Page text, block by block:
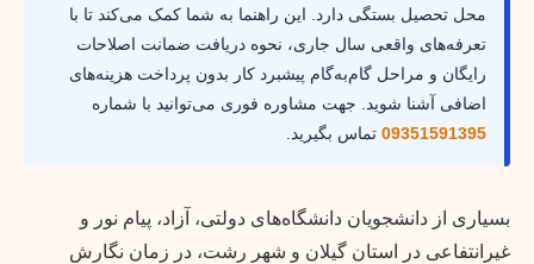
محل تحصیل بستگی دارد. این راهنما به شما کمک می‌کند تا با
تعرفه‌های واقعی سال جاری، نحوه دریافت ضمانت اصلاحات
رایگان و مراحل گام‌به‌گام پیشبرد کار بدون پرداخت هزینه‌های
اضافی آشنا شوید. جهت مشاوره فوری می‌توانید با شماره
09351591395 تماس بگیرید.
بسیاری از دانشجویان دانشگاه‌های دولتی، آزاد، پیام نور و
غیرانتفاعی در استان گیلان و شهر رشت، در زمان نگارش